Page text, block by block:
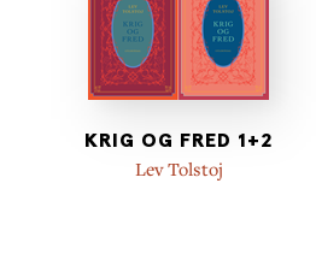
KRIG OG FRED 1+2
Lev Tolstoj